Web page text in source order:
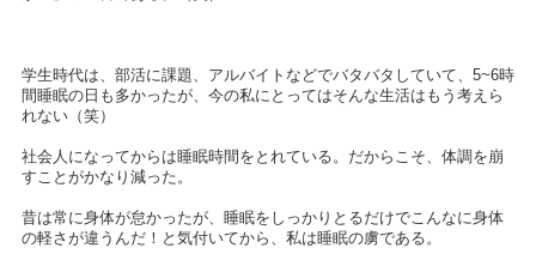
学生時代は、部活に課題、アルバイトなどでバタバタしていて、5~6時
間睡眠の日も多かったが、今の私にとってはそんな生活はもう考えら
れない（笑）
社会人になってからは睡眠時間をとれている。だからこそ、体調を崩
すことがかなり減った。
昔は常に身体が怠かったが、睡眠をしっかりとるだけでこんなに身体
の軽さが違うんだ！と気付いてから、私は睡眠の虜である。